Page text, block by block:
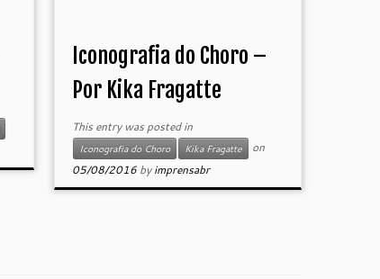
Iconografia do Choro –
Por Kika Fragatte
This entry was posted in
Iconografia do Choro Kika Fragatte
on
05/08/2016 byimprensabr